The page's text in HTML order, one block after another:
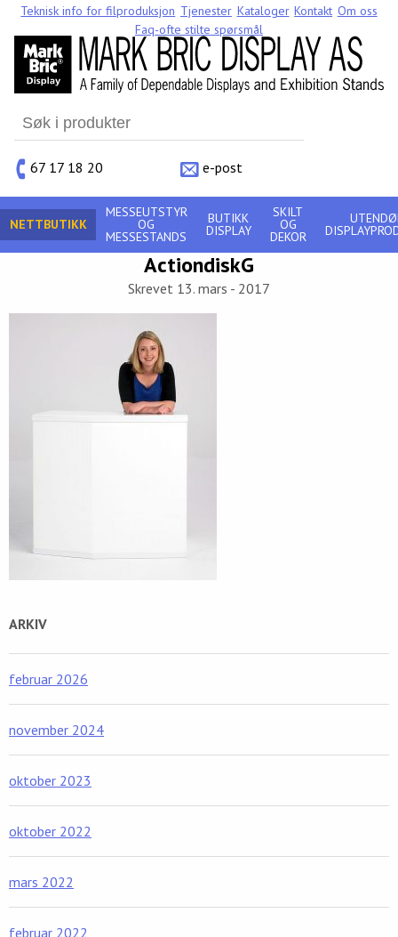
Search
for:
67 17 18 20
e-post
Teknisk info for filproduksjon Tjenester Kataloger Kontakt Om oss
Faq-ofte stilte spørsmål
NETTBUTIKK
MESSEUTSTYR
OG
MESSESTANDS
BUTIKK
DISPLAY
SKILT
OG
DEKOR
ActiondiskG
Skrevet 13. mars - 2017
ARKIV
februar 2026
november 2024
oktober 2023
oktober 2022
mars 2022
februar 2022